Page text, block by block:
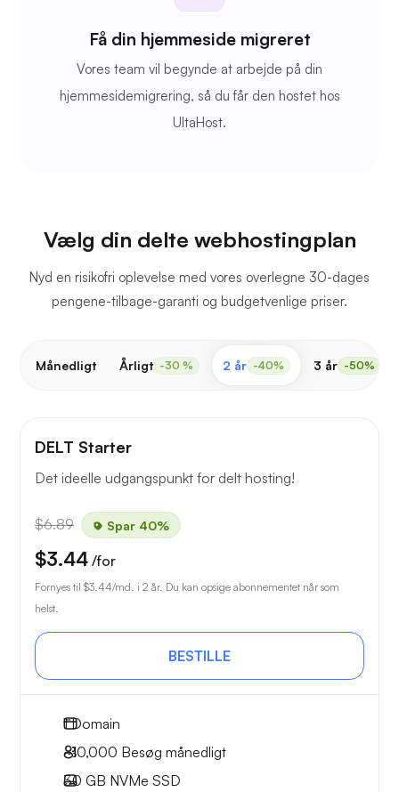
Få din hjemmeside migreret
Vores team vil begynde at arbejde på din
hjemmesidemigrering, så du får den hostet hos
UltaHost.
Vælg din delte webhostingplan
Nyd en risikofri oplevelse med vores overlegne 30-dages
pengene-tilbage-garanti og budgetvenlige priser.
Månedligt Årligt -30 % 2 år -40% 3 år -50%
DELT Starter
Det ideelle udgangspunkt for delt hosting!
$6.89 Spar 40%
$3.44 /for
Fornyes til $3.44/md. i 2 år. Du kan opsige abonnementet når som
helst.
BESTILLE
1Domain
~10,000 Besøg månedligt
30 GB NVMe SSD